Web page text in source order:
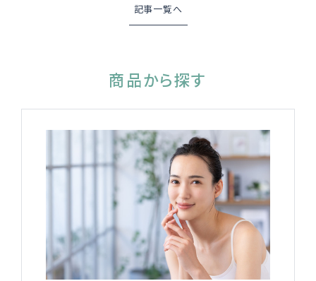
記事一覧へ
商品から探す